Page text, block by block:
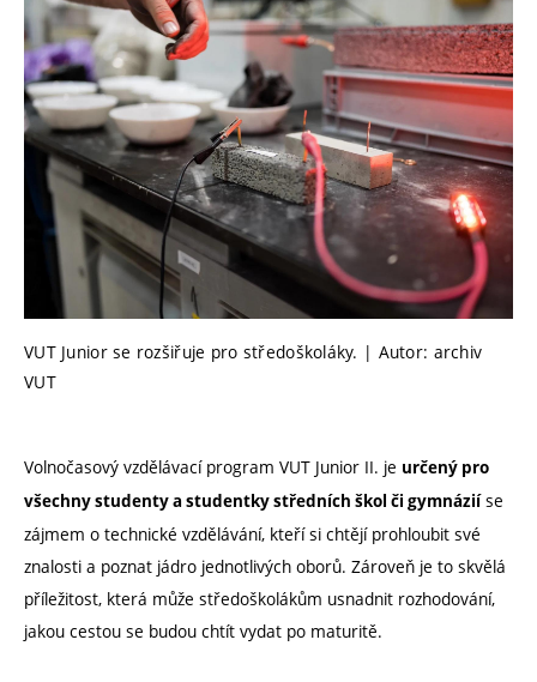
VUT Junior se rozšiřuje pro středoškoláky. | Autor: archiv
VUT
Volnočasový vzdělávací program VUT Junior II. je určený pro
všechny studenty a studentky středních škol či gymnáziíse
zájmem o technické vzdělávání, kteří si chtějí prohloubit své
znalosti a poznat jádro jednotlivých oborů. Zároveň je to skvělá
příležitost, která může středoškolákům usnadnit rozhodování,
jakou cestou se budou chtít vydat po maturitě.